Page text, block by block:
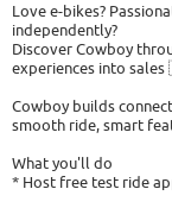
Love e-bikes?
independently?
Discover Cowboy
experiences into
Cowboy builds
smooth ride, smart
What you'll do
* Host free test ride